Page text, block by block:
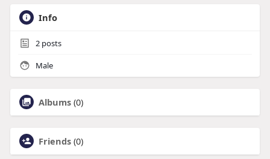
Info
2posts
Male
Albums (0)
Friends (0)